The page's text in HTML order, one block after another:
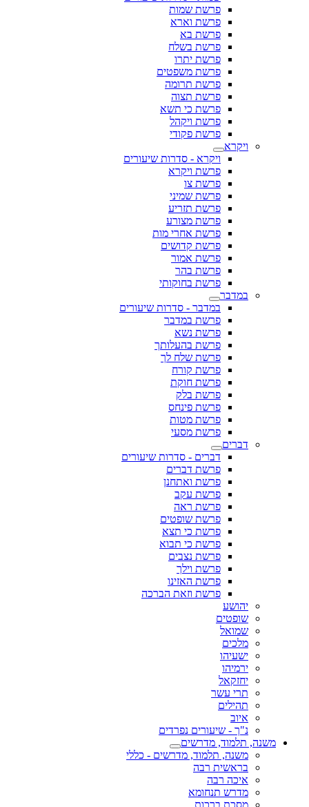
פרשת שמות
פרשת וארא
פרשת בא
פרשת בשלח
פרשת יתרו
פרשת משפטים
פרשת תרומה
פרשת תצוה
פרשת כי תשא
פרשת ויקהל
פרשת פקודי
ויקרא
ויקרא - סדרות שיעורים
פרשת ויקרא
פרשת צו
פרשת שמיני
פרשת תזריע
פרשת מצורע
פרשת אחרי מות
פרשת קדושים
פרשת אמור
פרשת בהר
פרשת בחוקותי
במדבר
במדבר - סדרות שיעורים
פרשת במדבר
פרשת נשא
פרשת בהעלותך
פרשת שלח לך
פרשת קורח
פרשת חוקת
פרשת בלק
פרשת פינחס
פרשת מטות
פרשת מסעי
דברים
דברים - סדרות שיעורים
פרשת דברים
פרשת ואתחנן
פרשת עקב
פרשת ראה
פרשת שופטים
פרשת כי תצא
פרשת כי תבוא
פרשת נצבים
פרשת וילך
פרשת האזינו
פרשת וזאת הברכה
יהושע
שופטים
שמואל
מלכים
ישעיהו
ירמיהו
יחזקאל
תרי עשר
תהילים
איוב
נ"ך - שיעורים נפרדים
משנה, תלמוד, מדרשים
משנה, תלמוד, מדרשים - כללי
בראשית רבה
איכה רבה
מדרש תנחומא